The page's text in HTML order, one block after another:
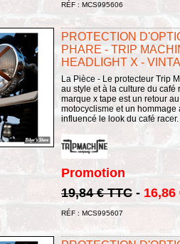
RÉF : MCS995606
PROTECTION
PHARE - TRIP
HEADLIGHT X -
La Pièce - Le protecteur Trip
au style et à la culture du café
marque x tape est un retour
motocyclisme et un hommage
influencé le look du café
Promotion
19,84 € TTC - 16,86
RÉF : MCS995607